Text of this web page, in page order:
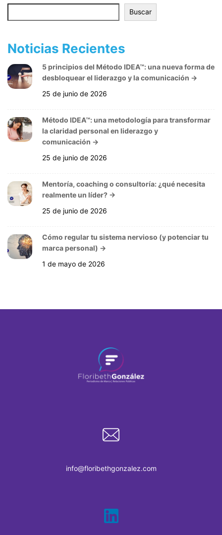
Buscar
Noticias Recientes
5 principios del Método IDEA™: una nueva forma de
desbloquear el liderazgo y la comunicación →
25 de junio de 2026
Método IDEA™: una metodología para transformar
la claridad personal en liderazgo y
comunicación →
25 de junio de 2026
Mentoría, coaching o consultoría: ¿qué necesita
realmente un líder? →
25 de junio de 2026
Cómo regular tu sistema nervioso (y potenciar tu
marca personal) →
1 de mayo de 2026
info@floribethgonzalez.com